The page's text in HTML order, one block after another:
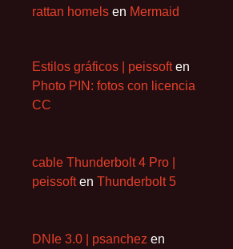
rattan homels en Mermaid
Estilos gráficos | peissoften
Photo PIN: fotos con licencia
CC
cable Thunderbolt 4 Pro |
peissoften Thunderbolt 5
DNIe 3.0 | psanchez en